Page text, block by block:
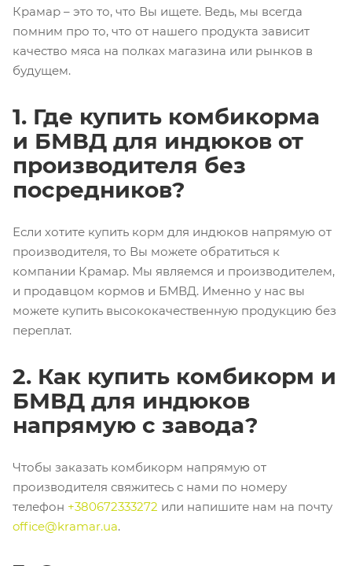
Крамар – это то, что Вы ищете. Ведь, мы всегда
помним про то, что от нашего продукта зависит
качество мяса на полках магазина или рынков в
будущем.
1. Где купить комбикорма
и БМВД для индюков от
производителя без
посредников?
Если хотите купить корм для индюков напрямую от
производителя, то Вы можете обратиться к
компании Крамар. Мы являемся и производителем,
и продавцом кормов и БМВД. Именно у нас вы
можете купить высококачественную продукцию без
переплат.
2. Как купить комбикорм и
БМВД для индюков
напрямую с завода?
Чтобы заказать комбикорм напрямую от
производителя свяжитесь с нами по номеру
телефон +380672333272 или напишите нам на почту
office@kramar.ua.